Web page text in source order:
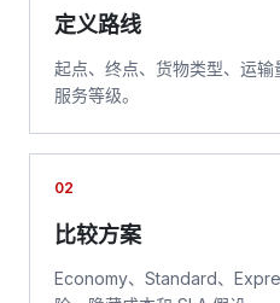
定义路线
起点、终点、货物类型、运
服务等级。
02
比较方案
Economy、Standard、